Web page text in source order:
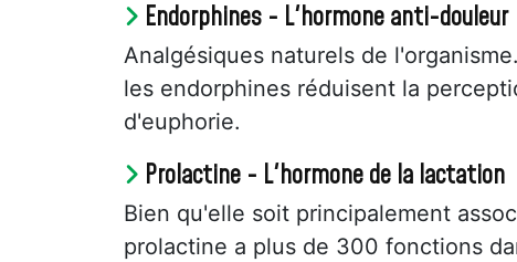
Endorphines - L'hormone anti-douleur
Analgésiques naturels de
les endorphines réduisent la
d'euphorie.
Prolactine - L'hormone de la lactation
Bien qu'elle soit principalement
prolactine a plus de 300 fonctions